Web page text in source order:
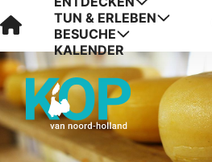
Visit Kop van Holland
TUN & ERLEBEN
BESUCHE
KALENDER